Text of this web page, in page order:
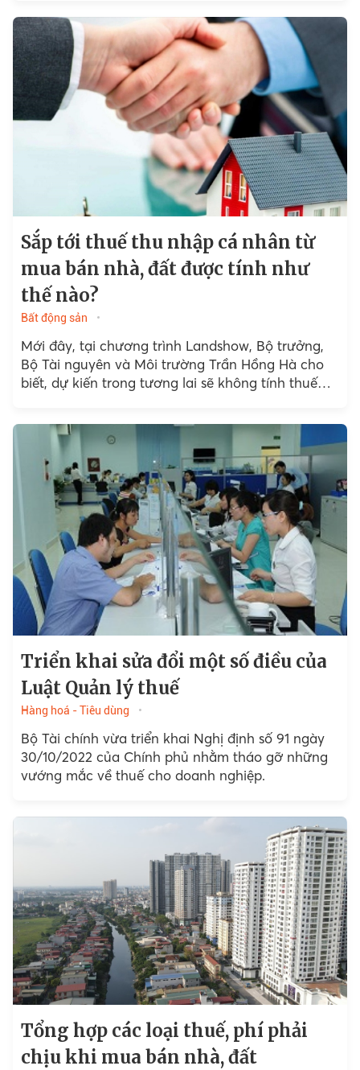
Sắp tới thuế thu nhập cá nhân từ
mua bán nhà, đất được tính như
thế nào?
Bất động sản
Mới đây, tại chương trình Landshow, Bộ trưởng,
Bộ Tài nguyên và Môi trường Trần Hồng Hà cho
biết, dự kiến trong tương lai sẽ không tính thuế
Triển khai sửa đổi một số điều của
Luật Quản lý thuế
Hàng hoá - Tiêu dùng
Bộ Tài chính vừa triển khai Nghị định số 91 ngày
30/10/2022 của Chính phủ nhằm tháo gỡ những
vướng mắc về thuế cho doanh nghiệp.
Tổng hợp các loại thuế, phí phải
chịu khi mua bán nhà, đất